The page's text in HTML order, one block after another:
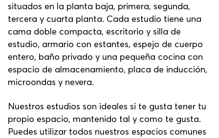
situados en la planta baja, primera, segunda,
tercera y cuarta planta. Cada estudio tiene una
cama doble compacta, escritorio y silla de
estudio, armario con estantes, espejo de cuerpo
entero, baño privado y una pequeña cocina con
espacio de almacenamiento, placa de inducción,
microondas y nevera.
Nuestros estudios son ideales si te gusta tener tu
propio espacio, mantenido tal y como te gusta.
Puedes utilizar todos nuestros espacios comunes